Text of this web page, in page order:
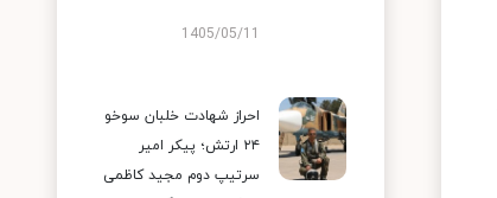
1405/05/11
احراز شهادت خلبان سوخو
۲۴ ارتش؛ پیکر امیر
سرتیپ دوم مجید کاظمی